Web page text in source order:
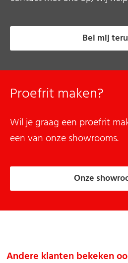
Bel mij
Proefrit maken?
Wil je graag een proefrit
een van onze showrooms.
Onze
Andere klanten bekeken